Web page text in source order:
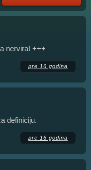
nervira! +++
pre 16 godina
definiciju.
pre 16 godina